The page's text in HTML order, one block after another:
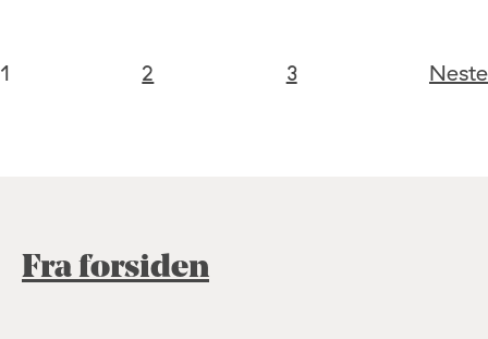
1 2 3 Neste
Fra forsiden